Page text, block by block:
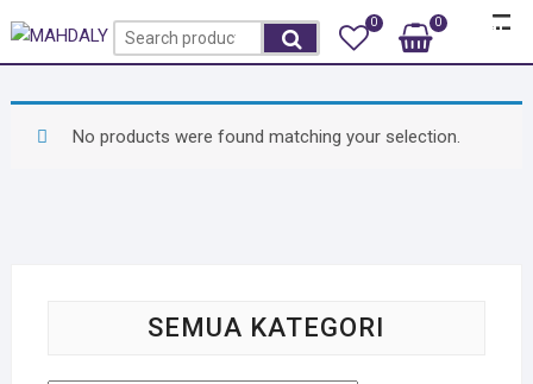
to
content
Search
for:
0 Total
0
No products were found matching your selection.
SEMUA KATEGORI